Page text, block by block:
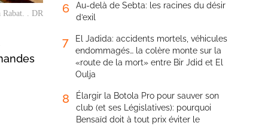
. DR 6
Au-delà de Sebta: les racines du désir
d’exil
7
El Jadida: accidents mortels, véhicules
endommagés… la colère monte sur la
«route de la mort» entre Bir Jdid et El
Oulja
8
Élargir la Botola Pro pour sauver son
club (et ses Législatives): pourquoi
Bensaïd doit à tout prix éviter le